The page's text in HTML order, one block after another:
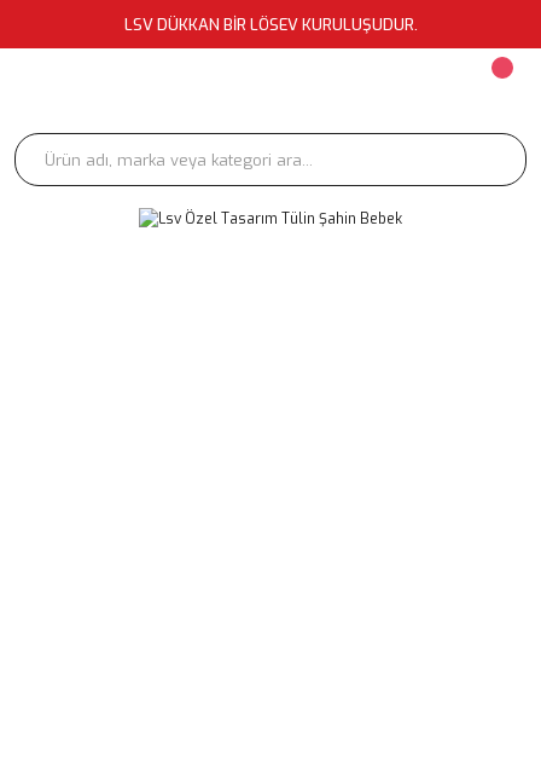
LSV DÜKKAN BİR LÖSEV KURULUŞUDUR.